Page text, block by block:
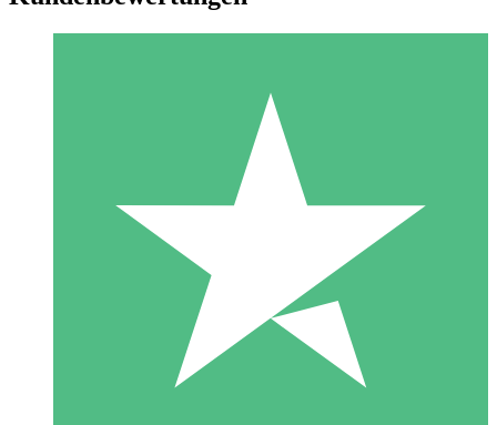
Individuelle Credit-Pakete
Zahlen Sie nach Bedarf mit Download-Credits. Keine
monatliche Verpflichtung erforderlich.
10 00